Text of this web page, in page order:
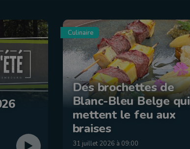
Culinaire
Des brochettes de
Blanc-Bleu Belge qui
mettent le feu aux
braises
31 juillet 2026 à 09:00